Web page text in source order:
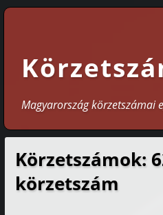
Magyarország körzetszámai
Körzetszámok:
körzetszám